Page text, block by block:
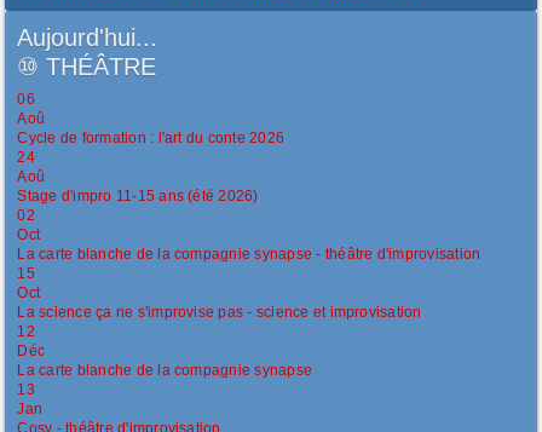
Aujourd'hui...
⑩THÉÂTRE
06
Aoû
Cycle de formation : l'art du conte 2026
24
Aoû
Stage d'impro 11-15 ans (été 2026)
02
Oct
La carte blanche de la compagnie synapse - théâtre d'improvisation
15
Oct
La science ça ne s'improvise pas - science et improvisation
12
Déc
La carte blanche de la compagnie synapse
13
Jan
Cosy - théâtre d'improvisation